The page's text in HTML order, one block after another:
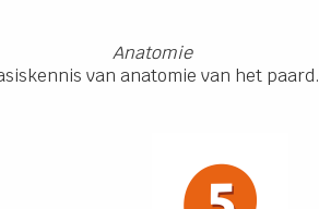
Anatomie
van anatomie van het paard.